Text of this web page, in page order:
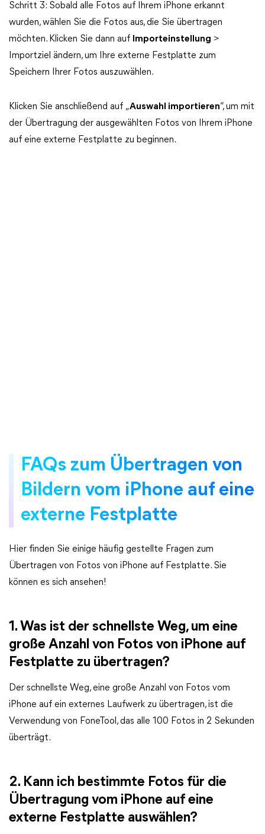
Schritt 3: Sobald alle Fotos auf Ihrem iPhone erkannt
wurden, wählen Sie die Fotos aus, die Sie übertragen
möchten. Klicken Sie dann auf Importeinstellung >
Importziel ändern, um Ihre externe Festplatte zum
Speichern Ihrer Fotos auszuwählen.
Klicken Sie anschließend auf „Auswahl importieren“, um mit
der Übertragung der ausgewählten Fotos von Ihrem iPhone
auf eine externe Festplatte zu beginnen.
FAQs zum Übertragen von
Bildern vom iPhone auf eine
externe Festplatte
Hier finden Sie einige häufig gestellte Fragen zum
Übertragen von Fotos von iPhone auf Festplatte. Sie
können es sich ansehen!
1. Was ist der schnellste Weg, um eine
große Anzahl von Fotos von iPhone auf
Festplatte zu übertragen?
Der schnellste Weg, eine große Anzahl von Fotos vom
iPhone auf ein externes Laufwerk zu übertragen, ist die
Verwendung von FoneTool, das alle 100 Fotos in 2 Sekunden
überträgt.
2. Kann ich bestimmte Fotos für die
Übertragung vom iPhone auf eine
externe Festplatte auswählen?